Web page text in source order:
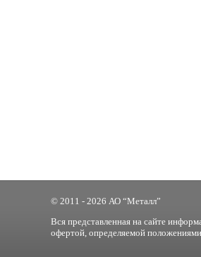
© 2011 - 2026 АО “Металл”
Вся представленная на сайте
офертой, определяемой